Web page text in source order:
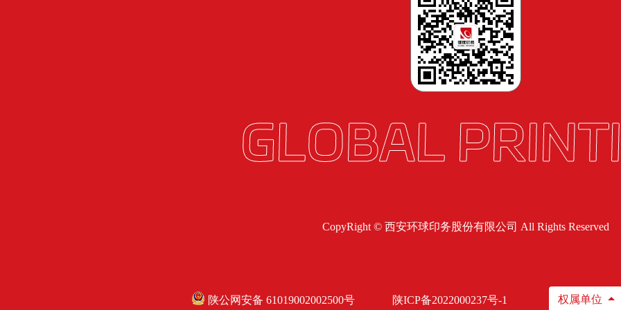
CopyRight © 西安环球印务股份有限公司 All Rights Reserved
陕公网安备 61019002002500号 陕ICP备2022000237号-1 权属单位